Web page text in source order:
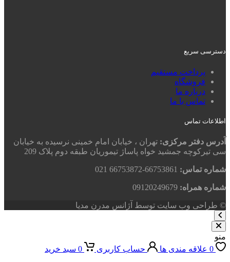
دسترسی سریع
پرداخت مستقیم
فروشگاه
درباره ما
تماس با ما
اطلاعات تماس
آدرس دفتر مرکزی: تهران ، خیابان امام خمینی نرسیده به خیابان
سی تیرکوچه جمشید خواه پاساژ تیموریان طبقه دوم پلاک 209
شماره تماس:
شماره همراه:
© طراحی وب سایت توسط آژانس مدرن مدیا
منو
0 علاقه مندی ها حساب کاربری 0 سبد خرید